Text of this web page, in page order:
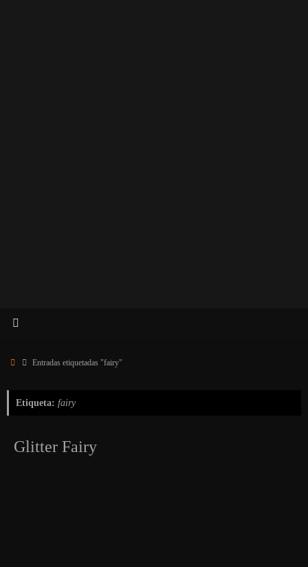
InicioEntradas etiquetadas "fairy"
Etiqueta: fairy
Glitter Fairy